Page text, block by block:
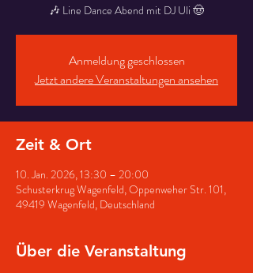
🎶 Line Dance Abend mit DJ Uli 🤠
Anmeldung geschlossen
Jetzt andere Veranstaltungen ansehen
Zeit & Ort
10. Jan. 2026, 13:30 – 20:00
Schusterkrug Wagenfeld, Oppenweher Str. 101,
49419 Wagenfeld, Deutschland
Über die Veranstaltung